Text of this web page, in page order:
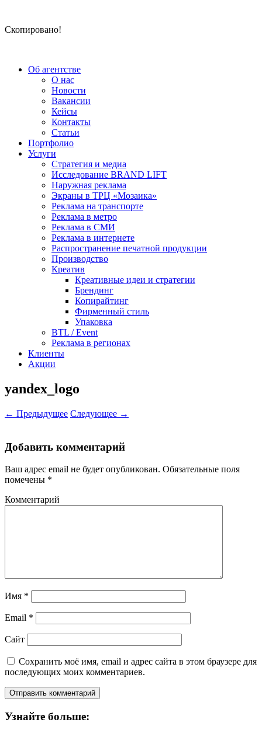
Скопировано!
Об агентстве
О нас
Новости
Вакансии
Кейсы
Контакты
Статьи
Портфолио
Услуги
Стратегия и медиа
Исследование BRAND LIFT
Наружная реклама
Экраны в ТРЦ «Мозаика»
Реклама на транспорте
Реклама в метро
Реклама в СМИ
Реклама в интернете
Распространение печатной продукции
Производство
Креатив
Креативные идеи и стратегии
Брендинг
Копирайтинг
Фирменный стиль
Упаковка
BTL / Event
Реклама в регионах
Клиенты
Акции
yandex_logo
← Предыдущее Следующее →
Добавить комментарий
Ваш адрес email не будет опубликован. Обязательные поля
помечены *
Комментарий
Имя *
Email *
Сайт
Сохранить моё имя, email и адрес сайта в этом браузере для
последующих моих комментариев.
Узнайте больше: